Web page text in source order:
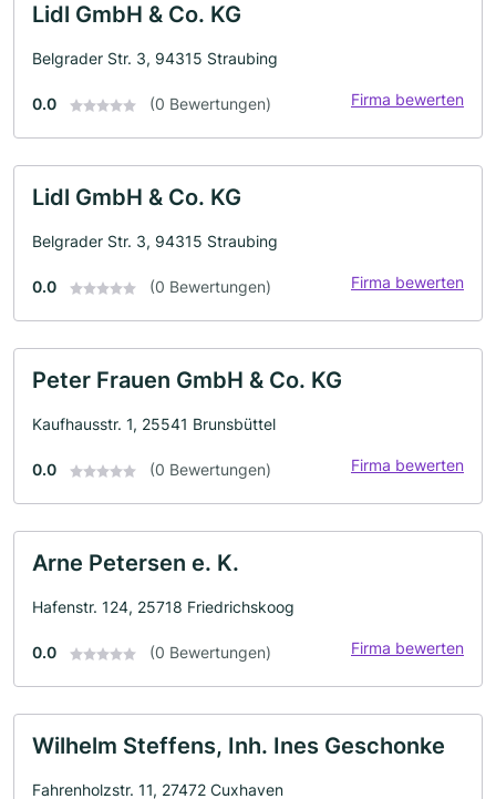
Lidl GmbH & Co. KG
Belgrader Str. 3, 94315 Straubing
0.0 (0 Bewertungen) Firma bewerten
Lidl GmbH & Co. KG
Belgrader Str. 3, 94315 Straubing
0.0 (0 Bewertungen) Firma bewerten
Peter Frauen GmbH & Co. KG
Kaufhausstr. 1, 25541 Brunsbüttel
0.0 (0 Bewertungen) Firma bewerten
Arne Petersen e. K.
Hafenstr. 124, 25718 Friedrichskoog
0.0 (0 Bewertungen) Firma bewerten
Wilhelm Steffens, Inh. Ines Geschonke
Fahrenholzstr. 11, 27472 Cuxhaven